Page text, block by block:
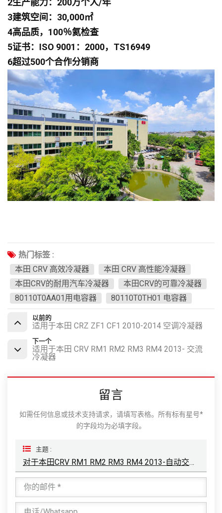
2生产能力：200万个人/年
3建筑空间：30,000㎡
4高品质，100％氦检查
5证书：ISO 9001：2000，TS16949
6超过500个合作分销商
热门标签 :
本田 CRV 高效冷凝器
本田 CRV 高性能冷凝器
本田CRV的耐用汽车冷凝器
本田CRV的可靠冷凝器
80110T0AA01用电容器
80110T0TH01 电容器
以前的
适用于本田 CRZ ZF1 CF1 2010-2014 空调冷凝器
下一个
适用于本田 CRV RM1 RM2 RM3 RM4 2013- 交流
冷凝器
留言
如需任何信息或技术支持请求，请填写表格。所有标有星号*
的字段均为必填字段。
主题 :
对于本田CRV RM1 RM2 RM3 RM4 2013-自动交流冷凝器